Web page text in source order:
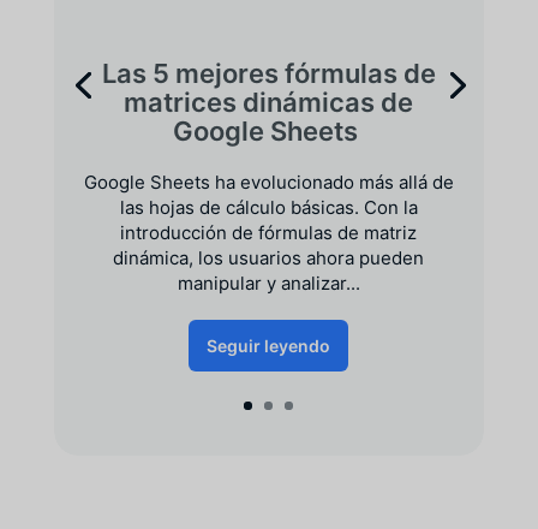
Las 5 mejores fórmulas de
matrices dinámicas de
Google Sheets
Google Sheets ha evolucionado más allá de
las hojas de cálculo básicas. Con la
introducción de fórmulas de matriz
dinámica, los usuarios ahora pueden
manipular y analizar...
Seguir leyendo